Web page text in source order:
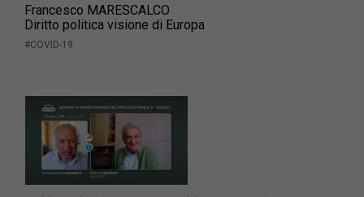
Francesco MARESCALCO
Diritto politica visione di Europa
#COVID-19